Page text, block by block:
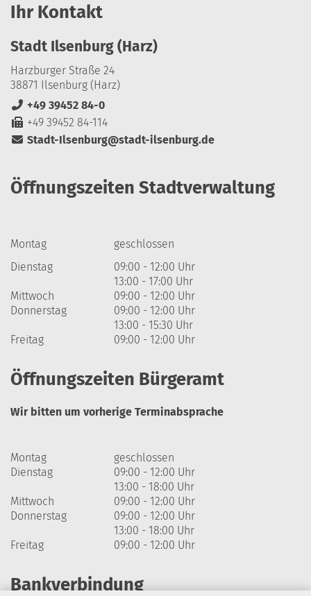
Ihr Kontakt
Stadt Ilsenburg (Harz)
Harzburger Straße 24
38871 Ilsenburg (Harz)
+49 39452 84-0
+49 39452 84-114
Stadt-Ilsenburg@stadt-ilsenburg.de
Öffnungszeiten Stadtverwaltung
Montag
geschlossen
Dienstag
09:00 - 12:00 Uhr
13:00 - 17:00 Uhr
Mittwoch
09:00 - 12:00 Uhr
Donnerstag
09:00 - 12:00 Uhr
13:00 - 15:30 Uhr
Freitag
09:00 - 12:00 Uhr
Öffnungszeiten Bürgeramt
Wir bitten um vorherige Terminabsprache
Montag
geschlossen
Dienstag
09:00 - 12:00 Uhr
13:00 - 18:00 Uhr
Mittwoch
09:00 - 12:00 Uhr
Donnerstag
09:00 - 12:00 Uhr
13:00 - 18:00 Uhr
Freitag
09:00 - 12:00 Uhr
Bankverbindung